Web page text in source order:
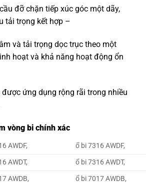
đỡ chặn tiếp xúc góc một dãy,
tải trọng kết hợp –
và tải trọng dọc trục theo một
hoạt và khả năng hoạt động ổn
được ứng dụng rộng rãi trong nhiều
vòng bi chính xác
AWDF,
ổ bi 7316 AWDF,
AWDT,
ổ bi 7316 AWDT,
AWDB,
ổ bi 7017 AWDB,